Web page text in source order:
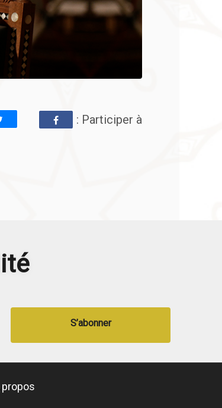
: Participer à
S’abonner
propos